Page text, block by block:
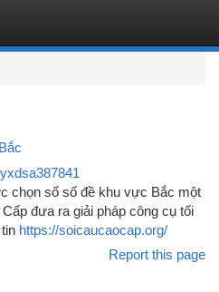
chọn số số đề khu vực Bắc một
đưa ra giải pháp công cụ tối
https://soicaucaocap.org/
Report this page